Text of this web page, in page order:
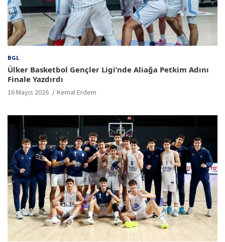
BGL
Ülker Basketbol Gençler Ligi’nde Aliağa Petkim Adını
Finale Yazdırdı
16 Mayıs 2026 Kemal Erdem